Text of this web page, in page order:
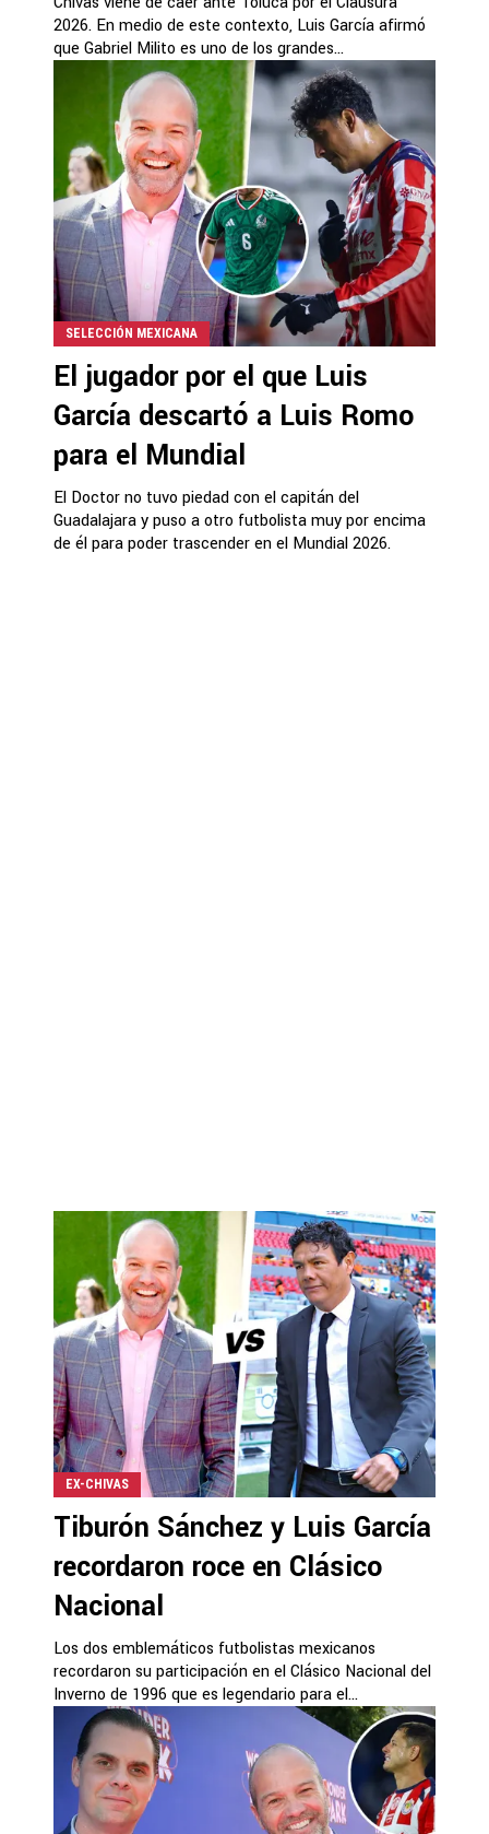
2026. En medio de este contexto, Luis García afirmó
que Gabriel Milito es uno de los grandes...
SELECCIÓN MEXICANA
El jugador por el que Luis
García descartó a Luis Romo
para el Mundial
El Doctor no tuvo piedad con el capitán del
Guadalajara y puso a otro futbolista muy por encima
de él para poder trascender en el Mundial 2026.
EX-CHIVAS
Tiburón Sánchez y Luis García
recordaron roce en Clásico
Nacional
Los dos emblemáticos futbolistas mexicanos
recordaron su participación en el Clásico Nacional del
Inverno de 1996 que es legendario para el...